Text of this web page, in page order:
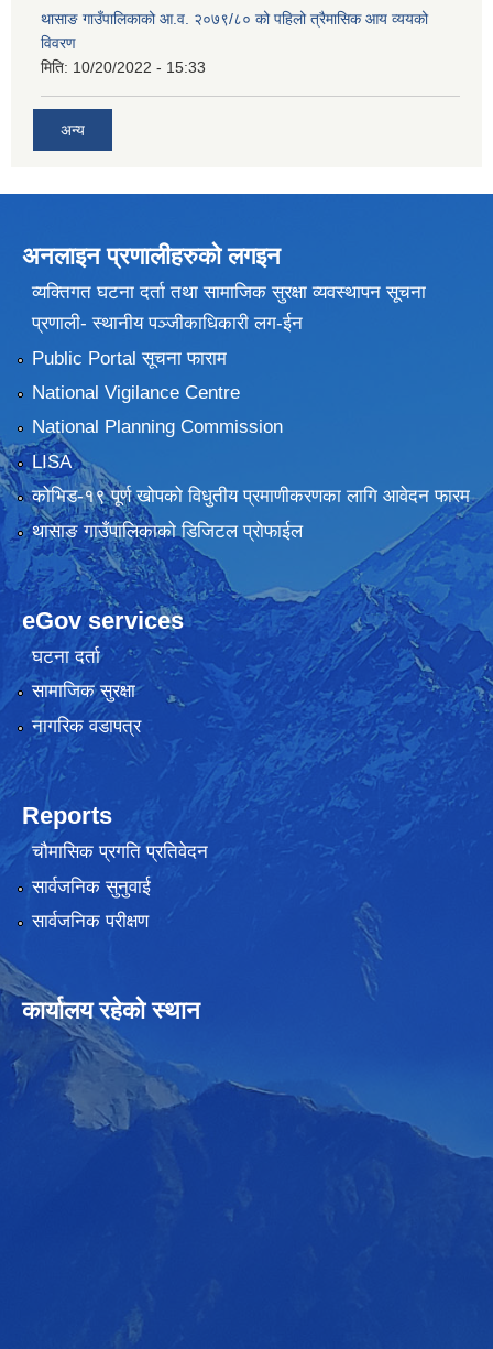
थासाङ गाउँपालिकाको आ.व. २०७९/८० को पहिलो त्रैमासिक आय व्ययको
विवरण
मिति: 10/20/2022 - 15:33
अन्य
अनलाइन प्रणालीहरुकाे लगइन
व्यक्तिगत घटना दर्ता तथा सामाजिक सुरक्षा व्यवस्थापन सूचना
प्रणाली- स्थानीय पञ्जीकाधिकारी लग-ईन
Public Portal सूचना फाराम
National Vigilance Centre
National Planning Commission
LISA
कोभिड-१९ पूर्ण खोपको विधुतीय प्रमाणीकरणका लागि आवेदन फारम
थासाङ गाउँपालिकाको डिजिटल प्रोफाईल
eGov services
घटना दर्ता
सामाजिक सुरक्षा
नागरिक वडापत्र
Reports
चौमासिक प्रगति प्रतिवेदन
सार्वजनिक सुनुवाई
सार्वजनिक परीक्षण
कार्यालय रहेको स्थान